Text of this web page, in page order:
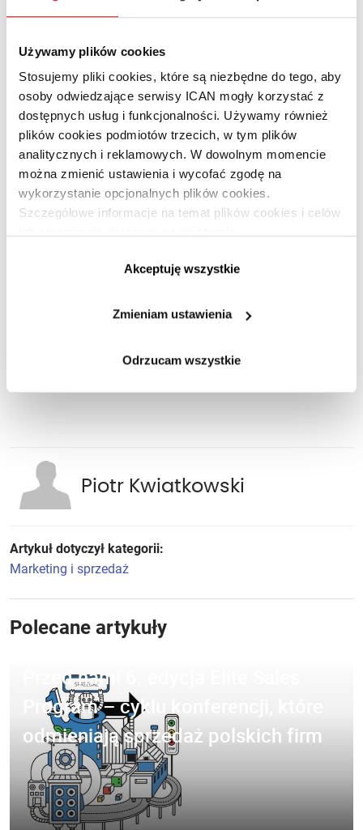
Używamy plików cookies
Stosujemy pliki cookies, które są niezbędne do tego, aby
osoby odwiedzające serwisy ICAN mogły korzystać z
dostępnych usług i funkcjonalności. Używamy również
plików cookies podmiotów trzecich, w tym plików
analitycznych i reklamowych. W dowolnym momencie
można zmienić ustawienia i wycofać zgodę na
wykorzystanie opcjonalnych plików cookies.
Szczegółowe informacje na temat plików cookies i celów
Akceptuję wszystkie
Zmieniam ustawienia
Odrzucam wszystkie
wyłaniające się z ostatniego raportu i z poprzednich
opracowań oraz z danych zbieranych na bieżąco w sieci.
Materiał dostępny tylko dla
subskrybentów
Dołącz do subskrybentów i korzystaj z treści
Dołącz do ICAN Business Insight!
Jesteś subskrybentem?Zaloguj się »
Piotr Kwiatkowski
Artykuł dotyczył kategorii:
Marketing i sprzedaż
Polecane artykuły
Przed nami 6. edycja Elite Sales
Program – cyklu konferencji, które
odmieniają sprzedaż polskich firm